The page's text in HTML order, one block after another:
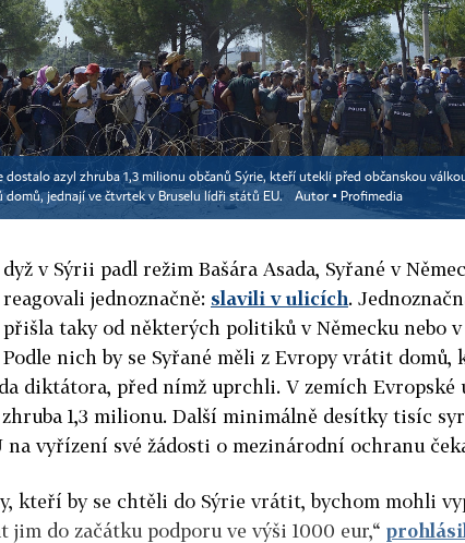
dostalo azyl zhruba 1,3 milionu občanů Sýrie, kteří utekli před občanskou
domů, jednají ve čtvrtek v Bruselu lídři států EU.
Autor ▪ Profimedia
dyž v Sýrii padl režim Bašára Asada, Syřané v
reagovali jednoznačně: slavili v ulicích.
přišla taky od některých politiků v Německu nebo v
Podle nich by se Syřané měli z Evropy vrátit domů,
diktátora, před nímž uprchli. V zemích Evropské
1,3 milionu. Další minimálně desítky tisíc
na vyřízení své žádosti o mezinárodní ochranu
kteří by se chtěli do Sýrie vrátit, bychom mohli
jim do začátku podporu ve výši 1000 eur,“